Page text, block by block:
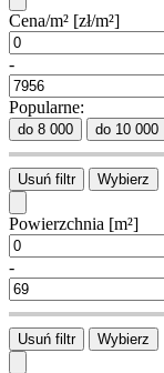
Cena/m² [zł/m²]
-
Popularne:
do 8 000 do 10 000
Usuń filtr Wybierz
Powierzchnia [m²]
-
Usuń filtr Wybierz